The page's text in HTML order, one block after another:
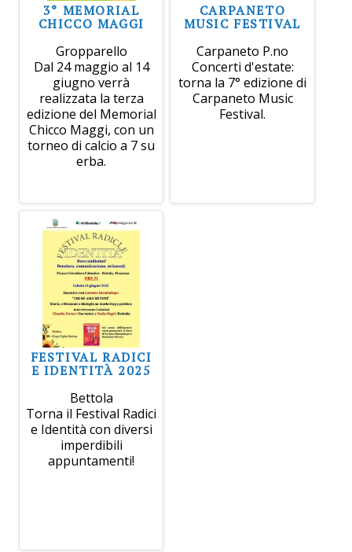
3° MEMORIAL
CHICCO MAGGI
Gropparello
Dal 24 maggio al 14
giugno verrà
realizzata la terza
edizione del Memorial
Chicco Maggi, con un
torneo di calcio a 7 su
erba.
CARPANETO
MUSIC FESTIVAL
Carpaneto P.no
Concerti d'estate:
torna la 7° edizione di
Carpaneto Music
Festival.
FESTIVAL RADICI
E IDENTITÀ 2025
Bettola
Torna il Festival Radici
e Identità con diversi
imperdibili
appuntamenti!